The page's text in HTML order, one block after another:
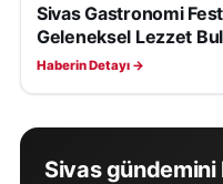
KÜLTÜR, SANAT VE TARIH
Sivas Gastronomi
Geleneksel Lezzet
Haberin Detayı →
Sivas gündemini